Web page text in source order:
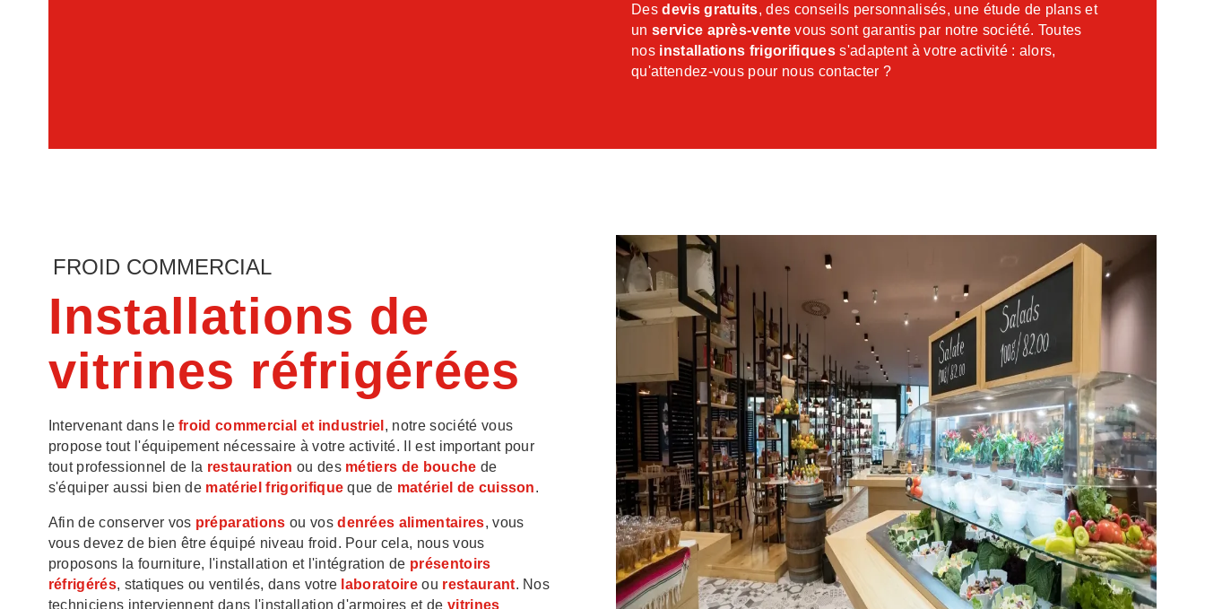
Desdevis gratuits, des conseils personnalisés, une étude de plans et
un service après-vente vous sont garantis par notre société. Toutes
nos installations frigorifiquess'adaptent à votre activité : alors,
qu'attendez-vous pour nous contacter ?
FROID COMMERCIAL
Installations de
vitrines réfrigérées
Intervenant dans lefroid commercial et industriel , notre société vous
propose tout l'équipement nécessaire à votre activité. Il est important pour
tout professionnel de la restauration ou des métiers de bouche de
s'équiper aussi bien de matériel frigorifique que de matériel de cuisson.
Afin de conserver vos préparations ou vosdenrées alimentaires, vous
vous devez de bien être équipé niveau froid. Pour cela, nous vous
proposons la fourniture, l'installation et l'intégration de présentoirs
réfrigérés, statiques ou ventilés, dans votre laboratoireou restaurant. Nos
techniciens interviennent dans l'installation d'armoires et de vitrines